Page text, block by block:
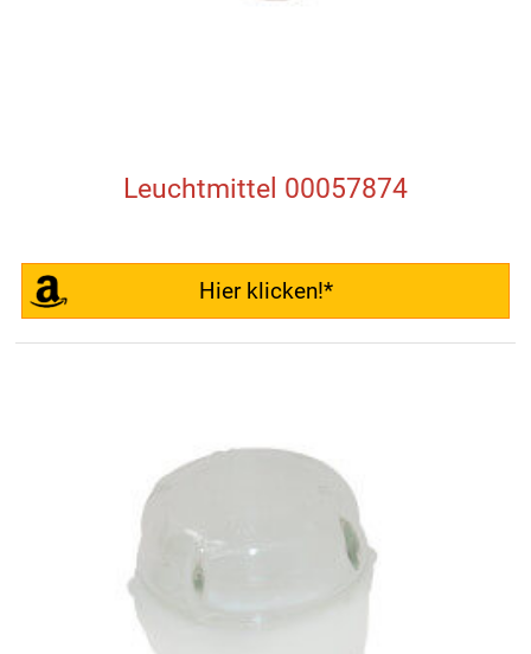
Leuchtmittel 00057874
Hier klicken!*